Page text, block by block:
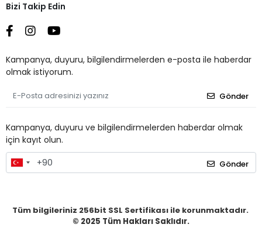
Bizi Takip Edin
Kampanya, duyuru, bilgilendirmelerden e-posta ile haberdar
olmak istiyorum.
Gönder
Kampanya, duyuru ve bilgilendirmelerden haberdar olmak
için kayıt olun.
Gönder
Tüm bilgileriniz 256bit SSL Sertifikası ile korunmaktadır.
© 2025 Tüm Hakları Saklıdır.